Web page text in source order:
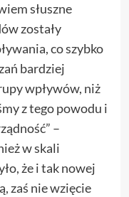
słuszne
zostały
co szybko
bardziej
wpływów, niż
z tego powodu i
–
w skali
że i tak nowej
zaś nie wzięcie